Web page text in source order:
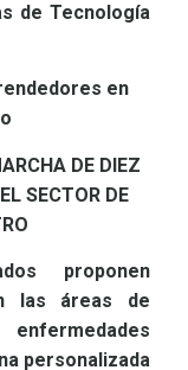
de Tecnología
en
DE DIEZ
SECTOR DE
proponen
las áreas de
personalizada